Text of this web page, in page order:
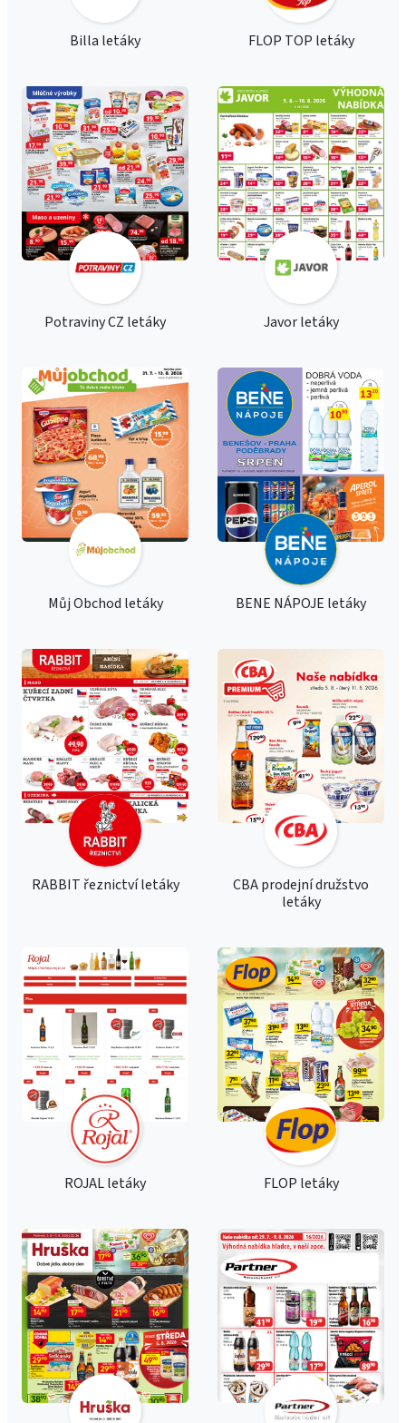
Billa letáky FLOP TOP letáky
Potraviny CZ letáky Javor letáky
Můj Obchod letáky BENE NÁPOJE letáky
RABBIT řeznictví letáky
CBA prodejní družstvo
letáky
ROJAL letáky FLOP letáky